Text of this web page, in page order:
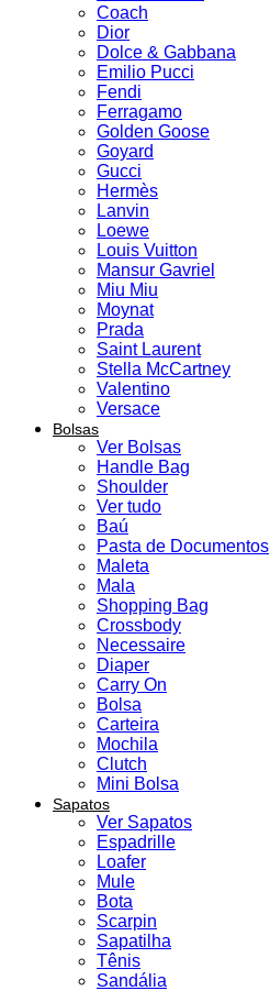
Coach
Dior
Dolce & Gabbana
Emilio Pucci
Fendi
Ferragamo
Golden Goose
Goyard
Gucci
Hermès
Lanvin
Loewe
Louis Vuitton
Mansur Gavriel
Miu Miu
Moynat
Prada
Saint Laurent
Stella McCartney
Valentino
Versace
Bolsas
Ver Bolsas
Handle Bag
Shoulder
Ver tudo
Baú
Pasta de Documentos
Maleta
Mala
Shopping Bag
Crossbody
Necessaire
Diaper
Carry On
Bolsa
Carteira
Mochila
Clutch
Mini Bolsa
Sapatos
Ver Sapatos
Espadrille
Loafer
Mule
Bota
Scarpin
Sapatilha
Tênis
Sandália